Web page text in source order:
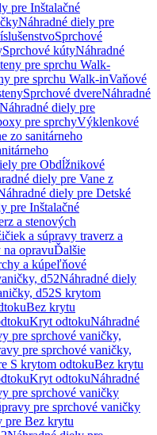
pre Inštalačné
Náhradné diely pre
Sprchové
Sprchové kútyNáhradné
pre sprchu Walk-
pre sprchu Walk-inVaňové
Sprchové dvereNáhradné
Náhradné diely pre
pre sprchyVýklenkové
zo sanitárneho
pre Obdĺžnikové
diely pre Vane z
diely pre Detské
pre Inštalačné
a stenových
a súpravy traverz a
na opravuĎalšie
a kúpeľňové
d52Náhradné diely
d52S krytom
Bez krytu
Kryt odtokuNáhradné
pre sprchové vaničky,
pre sprchové vaničky,
S krytom odtokuBez krytu
Kryt odtokuNáhradné
pre sprchové vaničky
pre sprchové vaničky
pre Bez krytu